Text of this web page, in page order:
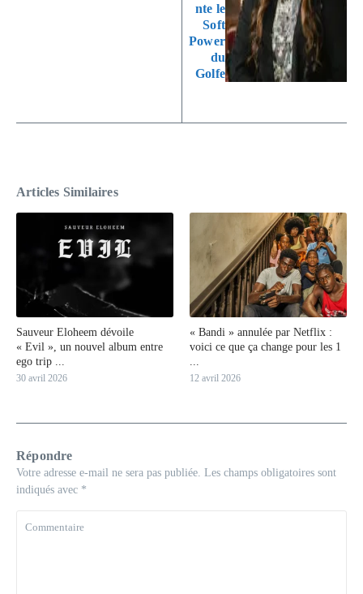
nte le
Soft
Power
du
Golfe
Articles Similaires
Sauveur Eloheem dévoile
« Evil », un nouvel album entre
ego trip ...
30 avril 2026
« Bandi » annulée par Netflix :
voici ce que ça change pour les 1
...
12 avril 2026
Répondre
Votre adresse e-mail ne sera pas publiée. Les champs obligatoires sont
indiqués avec *